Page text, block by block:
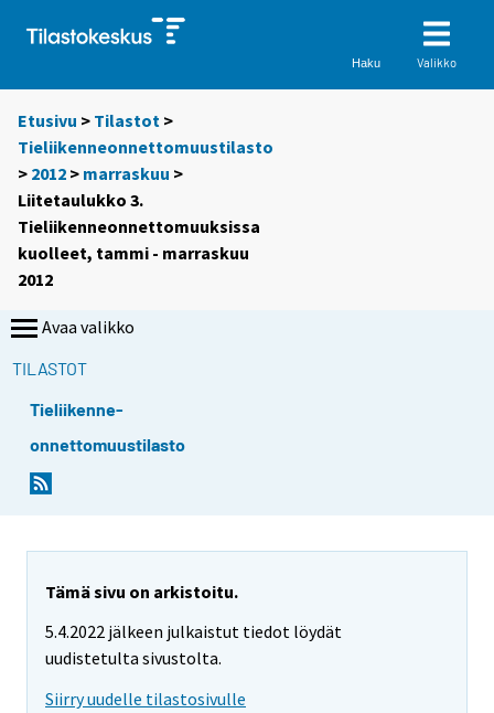
Haku Valikko
Etusivu > Tilastot >
Tieliikenneonnettomuustilasto
> 2012 > marraskuu >
Liitetaulukko 3.
Tieliikenneonnettomuuksissa
kuolleet, tammi - marraskuu
2012
Avaa valikko
TILASTOT
Tieliikenne-
onnettomuustilasto
Tämä sivu on arkistoitu.
5.4.2022 jälkeen julkaistut tiedot löydät
uudistetulta sivustolta.
Siirry uudelle tilastosivulle